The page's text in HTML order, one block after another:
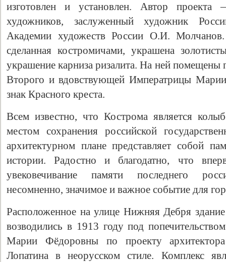
изготовлен и установлен. Автор
художников, заслуженный художник
Академии художеств России О.И.
сделанная костромичами, украшена
украшение карниза ризалита. На ней
Второго и вдовствующей Императрицы
знак Красного креста.
Всем известно, что Кострома является
местом сохранения российской
архитектурном плане представляет собой
истории. Радостно и благодатно, что
увековечивание памяти последнего
несомненно, значимое и важное событие для
Расположенное на улице Нижняя Дебря
возводились в 1913 году под
Марии Фёдоровны по проекту
Лопатина в неорусском стиле. Комплекс